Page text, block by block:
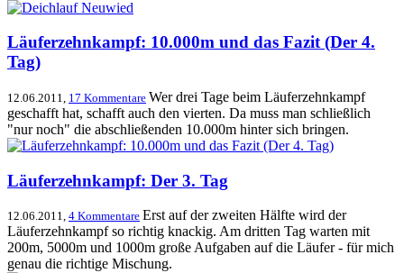
Läuferzehnkampf: 10.000m und das Fazit (Der 4.
Tag)
12.06.2011, 17 Kommentare Wer drei Tage beim Läuferzehnkampf
geschafft hat, schafft auch den vierten. Da muss man schließlich
"nur noch" die abschließenden 10.000m hinter sich bringen.
Läuferzehnkampf: Der 3. Tag
12.06.2011, 4 Kommentare Erst auf der zweiten Hälfte wird der
Läuferzehnkampf so richtig knackig. Am dritten Tag warten mit
200m, 5000m und 1000m große Aufgaben auf die Läufer - für mich
genau die richtige Mischung.